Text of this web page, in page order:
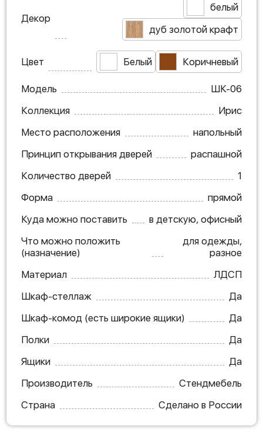
Декор
белый
дуб золотой крафт
Цвет Белый Коричневый
Модель
ШК-06
Коллекция
Ирис
Место расположения
напольный
Принцип открывания дверей
распашной
Количество дверей
1
Форма
прямой
Куда можно поставить
в детскую, офисный
Что можно положить
(назначение)
для одежды,
разное
Материал
ЛДСП
Шкаф-стеллаж
Да
Шкаф-комод (есть широкие ящики)
Да
Полки
Да
Ящики
Да
Производитель
Стендмебель
Страна
Сделано в России